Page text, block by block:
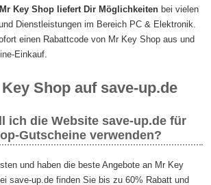
Mr Key Shop liefert Dir Möglichkeiten bei vielen
Dienstleistungen im Bereich PC & Elektronik.
einen Rabattcode von Mr Key Shop aus und
Einkauf.
Key Shop auf save-up.de
ich die Website save-up.de für
Gutscheine verwenden?
und haben die beste Angebote an Mr Key
save-up.de finden Sie bis zu 60% Rabatt und